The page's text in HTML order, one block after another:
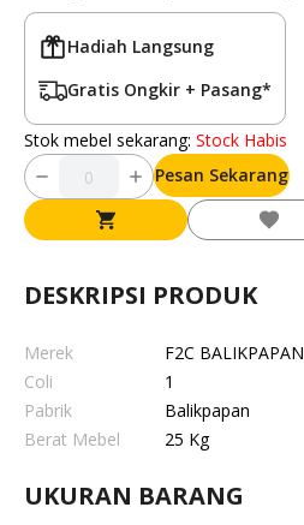
Hadiah Langsung
Gratis Ongkir + Pasang*
Stok mebel sekarang: Stock Habis
Pesan Sekarang
DESKRIPSI PRODUK
Merek
F2C BALIKPAPAN
Coli
1
Pabrik
Balikpapan
Berat Mebel
25 Kg
UKURAN BARANG